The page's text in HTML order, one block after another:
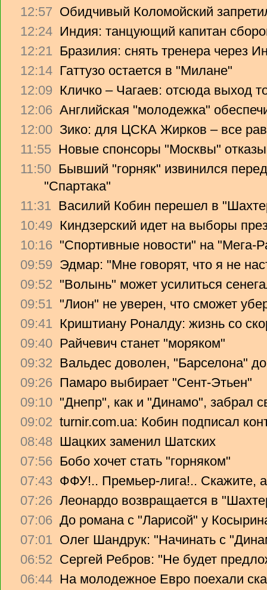
12:57 Обидчивый Коломойский
12:24 Индия: танцующий капитан
12:21 Бразилия: снять тренера через
12:14 Гаттузо остается в "Милане"
12:09 Кличко – Чагаев: отсюда выход
12:06 Английская "молодежка"
12:00 Зико: для ЦСКА Жирков – все
11:55 Новые спонсоры "Москвы"
11:50 Бывший "горняк" извинился
"Спартака"
11:31 Василий Кобин перешел в
10:49 Киндзерский идет на выборы
10:16 "Спортивные новости" на "Мега-
09:59 Эдмар: "Мне говорят, что я не
09:52 "Волынь" может усилиться
09:51 "Лион" не уверен, что сможет
09:41 Криштиану Роналду: жизнь со
09:40 Райчевич станет "моряком"
09:32 Вальдес доволен, "Барселона"
09:26 Памаро выбирает "Сент-Этьен"
09:10 "Днепр", как и "Динамо", забрал
09:02 turnir.com.ua: Кобин подписал
08:48 Шацких заменил Шатских
07:56 Бобо хочет стать "горняком"
07:43 ФФУ!.. Премьер-лига!.. Скажите,
07:26 Леонардо возвращается в
07:06 До романа с "Ларисой" у
07:01 Олег Шандрук: "Начинать с
06:52 Сергей Ребров: "Не будет
06:44 На молодежное Евро поехали